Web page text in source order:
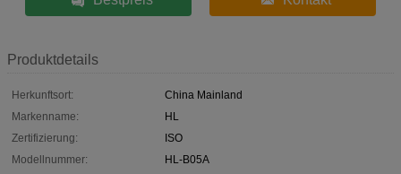
Produktdetails
Herkunftsort:
China Mainland
Markenname:
HL
Zertifizierung:
ISO
Modellnummer:
HL-B05A